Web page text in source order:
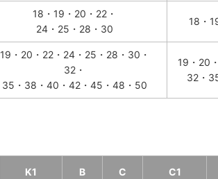
18・19・20・22・
24・25・28・30
18・
19・20・22・24・25・28・30・
32・
35・38・40・42・45・48・50
19・20
32・
K1 B C C1